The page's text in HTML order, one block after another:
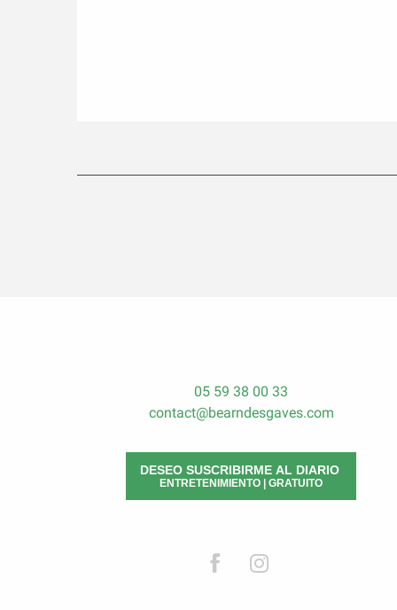
05 59 38 00 33
contact@bearndesgaves.com
DESEO SUSCRIBIRME AL DIARIO
ENTRETENIMIENTO | GRATUITO